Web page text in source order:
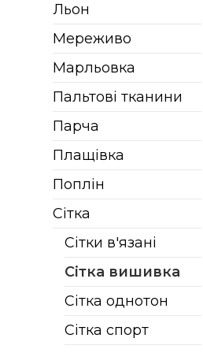
Льон
Мереживо
Марльовка
Пальтові тканини
Парча
Плащівка
Поплін
Сітка
Сітки в'язані
Сітка вишивка
Сітка однотон
Сітка спорт